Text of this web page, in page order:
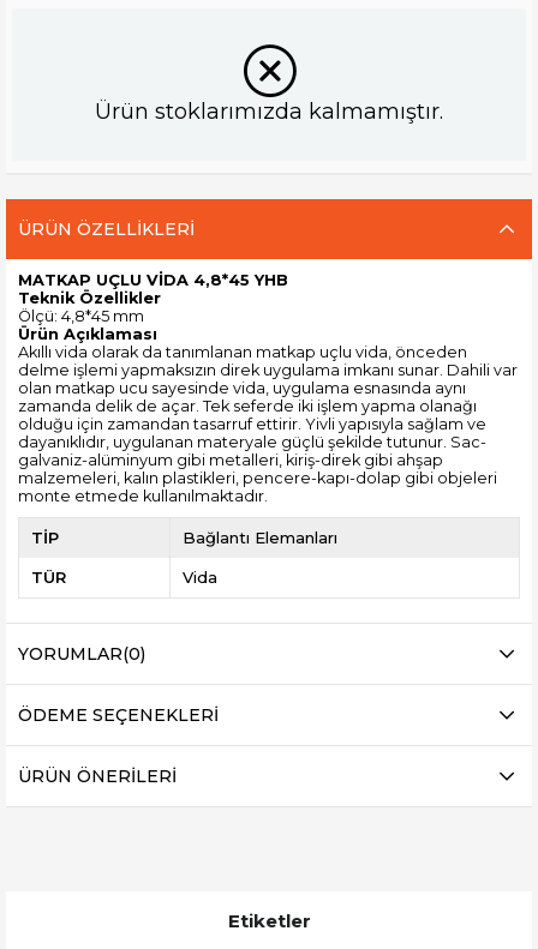
Ürün stoklarımızda kalmamıştır.
ÜRÜN ÖZELLIKLERI
MATKAP UÇLU VİDA 4,8*45 YHB
Teknik Özellikler
Ölçü: 4,8*45 mm
Ürün Açıklaması
Akıllı vida olarak da tanımlanan matkap uçlu vida, önceden
delme işlemi yapmaksızın direk uygulama imkanı sunar. Dahili var
olan matkap ucu sayesinde vida, uygulama esnasında aynı
zamanda delik de açar. Tek seferde iki işlem yapma olanağı
olduğu için zamandan tasarruf ettirir. Yivli yapısıyla sağlam ve
dayanıklıdır, uygulanan materyale güçlü şekilde tutunur. Sac-
galvaniz-alüminyum gibi metalleri, kiriş-direk gibi ahşap
malzemeleri, kalın plastikleri, pencere-kapı-dolap gibi objeleri
monte etmede kullanılmaktadır.
TİP Bağlantı Elemanları
TÜR Vida
YORUMLAR(0)
ÖDEME SEÇENEKLERI
ÜRÜN ÖNERILERI
Etiketler